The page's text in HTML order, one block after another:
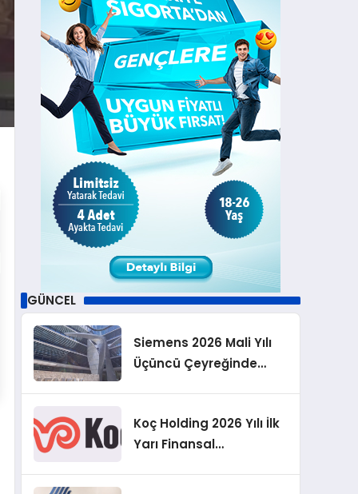
GÜNCEL
Siemens 2026 Mali Yılı
Üçüncü Çeyreğinde
Beklentisi
Koç Holding 2026 Yılı İlk
Yarı Finansal